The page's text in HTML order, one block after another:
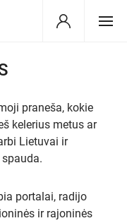
praneša, kokie
kelerius metus ar
Lietuvai ir
portalai, radijo
ir rajoninės